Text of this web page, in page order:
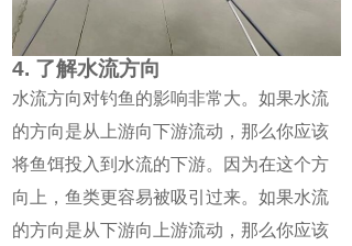
4. 了解水流方向
水流方向对钓鱼的影响非常大。如果水流
的方向是从上游向下游流动，那么你应该
将鱼饵投入到水流的下游。因为在这个方
向上，鱼类更容易被吸引过来。如果水流
的方向是从下游向上游流动，那么你应该